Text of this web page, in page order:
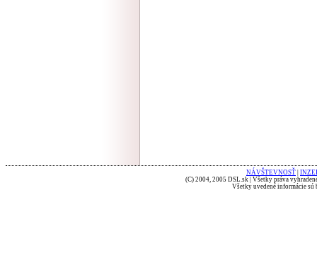
NÁVŠTEVNOSŤ
(C) 2004, 2005 DSL.sk | Všetky práva
Všetky uvedené informácie sú